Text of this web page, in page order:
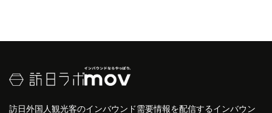
訪日外国人観光客のインバウンド需要情報を配信するインバウン